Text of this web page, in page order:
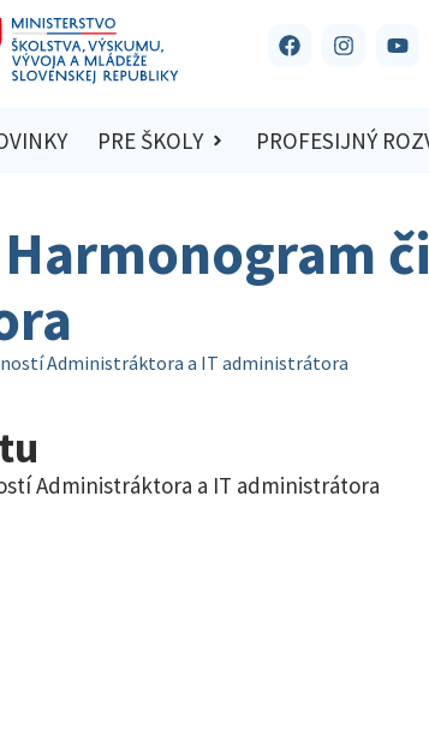
PRE ŠKOLY PROFESIJNÝ
Administráktora a IT administrátora
Administráktora a IT administrátora